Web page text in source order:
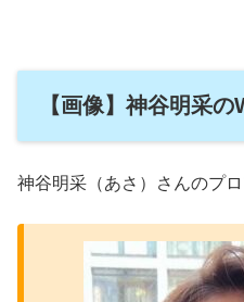
【画像】神谷明采
神谷明采（あさ）さんのプ